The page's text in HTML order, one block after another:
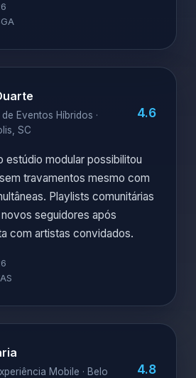
Eventos Híbridos ·
SC
4.6
estúdio modular possibilitou
travamentos mesmo com
Playlists comunitárias
seguidores após
com artistas convidados.
Mobile · Belo
4.8